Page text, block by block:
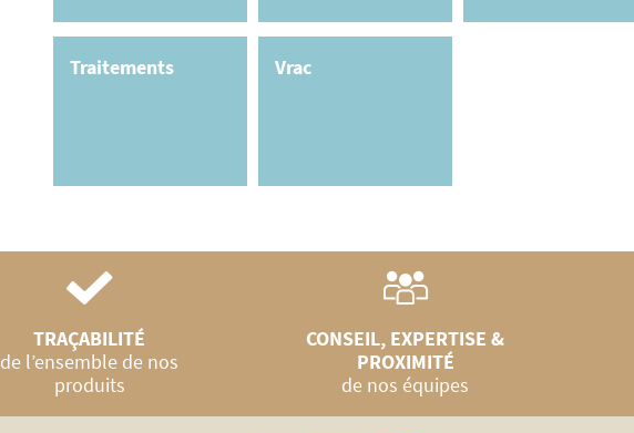
Traitements Vrac
TRAÇABILITÉ
de l’ensemble de nos
produits
CONSEIL, EXPERTISE &
PROXIMITÉ
de nos équipes